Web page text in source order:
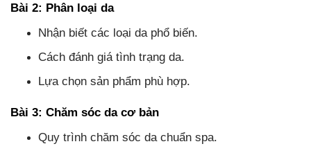
Bài 2: Phân loại da
Nhận biết các loại da phổ biến.
Cách đánh giá tình trạng da.
Lựa chọn sản phẩm phù hợp.
Bài 3: Chăm sóc da cơ bản
Quy trình chăm sóc da chuẩn spa.